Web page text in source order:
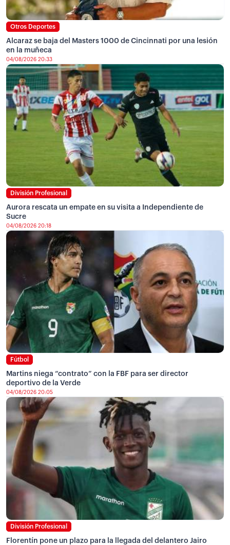
Otros Deportes
Alcaraz se baja del Masters 1000 de Cincinnati por una lesión
en la muñeca
04/08/2026 20:33
División Profesional
Aurora rescata un empate en su visita a Independiente de
Sucre
04/08/2026 20:18
Fútbol
Martins niega “contrato” con la FBF para ser director
deportivo de la Verde
04/08/2026 20:05
División Profesional
Florentín pone un plazo para la llegada del delantero Jairo